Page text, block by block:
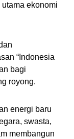
ekonomi
“Indonesia
bagi
royong.
energi baru
swasta,
membangun